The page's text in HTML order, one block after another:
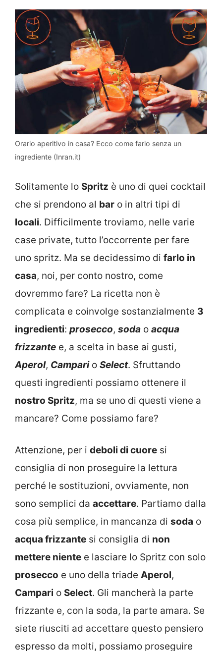
Orario aperitivo in casa? Ecco come farlo senza un
ingrediente (Inran.it)
Solitamente lo Spritz è uno di quei cocktail
che si prendono al bar o in altri tipi di
locali. Difficilmente troviamo, nelle varie
case private, tutto l’occorrente per fare
uno spritz. Ma se decidessimo di farlo in
casa, noi, per conto nostro, come
dovremmo fare? La ricetta non è
complicata e coinvolge sostanzialmente 3
ingredienti: prosecco, soda o acqua
frizzante e, a scelta in base ai gusti,
Aperol, Campari o Select. Sfruttando
questi ingredienti possiamo ottenere il
nostro Spritz, ma se uno di questi viene a
mancare? Come possiamo fare?
Attenzione, per i deboli di cuore si
consiglia di non proseguire la lettura
perché le sostituzioni, ovviamente, non
sono semplici da accettare. Partiamo dalla
cosa più semplice, in mancanza di soda o
acqua frizzante si consiglia di non
mettere niente e lasciare lo Spritz con solo
prosecco e uno della triade Aperol,
Campari o Select. Gli mancherà la parte
frizzante e, con la soda, la parte amara. Se
siete riusciti ad accettare questo pensiero
espresso da molti, possiamo proseguire